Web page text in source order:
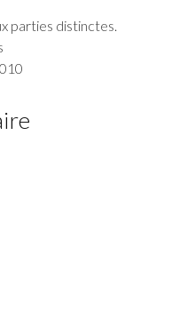
parties distinctes.